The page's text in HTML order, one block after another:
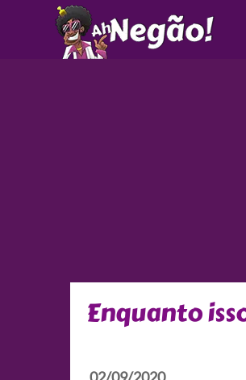
Enquanto